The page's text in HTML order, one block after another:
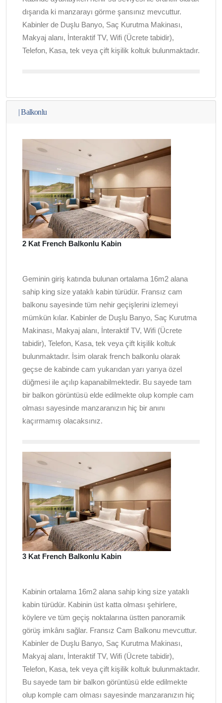
dışarıda ki manzarayı görme şansınız mevcuttur.
Kabinler de Duşlu Banyo, Saç Kurutma Makinası,
Makyaj alanı, İnteraktif TV, Wifi (Ücrete tabidir),
Telefon, Kasa, tek veya çift kişilik koltuk bulunmaktadır.
|Balkonlu
2 Kat French Balkonlu Kabin
Geminin giriş katında bulunan ortalama 16m2 alana
sahip king size yataklı kabin türüdür. Fransız cam
balkonu sayesinde tüm nehir geçişlerini izlemeyi
mümkün kılar. Kabinler de Duşlu Banyo, Saç Kurutma
Makinası, Makyaj alanı, İnteraktif TV, Wifi (Ücrete
tabidir), Telefon, Kasa, tek veya çift kişilik koltuk
bulunmaktadır. İsim olarak french balkonlu olarak
geçse de kabinde cam yukarıdan yarı yarıya özel
düğmesi ile açılıp kapanabilmektedir. Bu sayede tam
bir balkon görüntüsü elde edilmekte olup komple cam
olması sayesinde manzaranızın hiç bir anını
kaçırmamış olacaksınız.
3 Kat French Balkonlu Kabin
Kabinin ortalama 16m2 alana sahip king size yataklı
kabin türüdür. Kabinin üst katta olması şehirlere,
köylere ve tüm geçiş noktalarına üstten panoramik
görüş imkânı sağlar. Fransız Cam Balkonu mevcuttur.
Kabinler de Duşlu Banyo, Saç Kurutma Makinası,
Makyaj alanı, İnteraktif TV, Wifi (Ücrete tabidir),
Telefon, Kasa, tek veya çift kişilik koltuk bulunmaktadır.
Bu sayede tam bir balkon görüntüsü elde edilmekte
olup komple cam olması sayesinde manzaranızın hiç